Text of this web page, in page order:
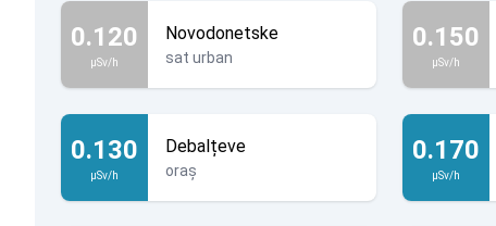
0.120
µSv/h
Novodonetske
sat urban
0.150
µSv/h
0.130
µSv/h
Debalțeve
oraș
0.170
µSv/h